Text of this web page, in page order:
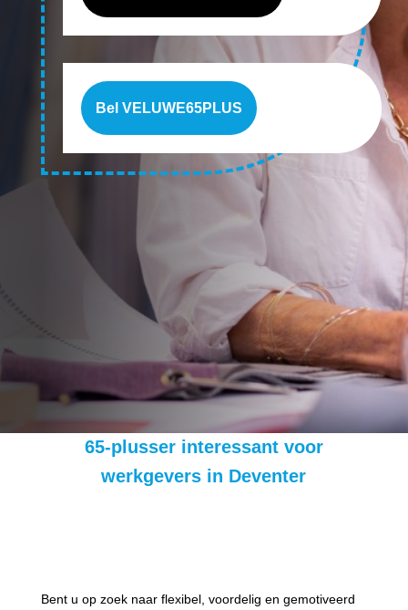
Bel VELUWE65PLUS
65-plusser interessant voor
werkgevers in Deventer
Bent u op zoek naar flexibel, voordelig en gemotiveerd